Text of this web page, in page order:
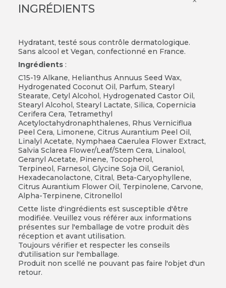
INGRÉDIENTS
Hydratant, testé sous contrôle dermatologique.
Sans alcool et Vegan, confectionné en France.
Ingrédients:
C15-19 Alkane, Helianthus Annuus Seed Wax,
Hydrogenated Coconut Oil, Parfum, Stearyl
Stearate, Cetyl Alcohol, Hydrogenated Castor Oil,
Stearyl Alcohol, Stearyl Lactate, Silica, Copernicia
Cerifera Cera, Tetramethyl
Acetyloctahydronaphthalenes, Rhus Verniciflua
Peel Cera, Limonene, Citrus Aurantium Peel Oil,
Linalyl Acetate, Nymphaea Caerulea Flower Extract,
Salvia Sclarea Flower/Leaf/Stem Cera, Linalool,
Geranyl Acetate, Pinene, Tocopherol,
Terpineol, Farnesol, Glycine Soja Oil, Geraniol,
Hexadecanolactone, Citral, Beta-Caryophyllene,
Citrus Aurantium Flower Oil, Terpinolene, Carvone,
Alpha-Terpinene, Citronellol
Cette liste d'ingrédients est susceptible d'être
modifiée. Veuillez vous référer aux informations
présentes sur l'emballage de votre produit dès
réception et avant utilisation.
Toujours vérifier et respecter les conseils
d'utilisation sur l'emballage.
Produit non scellé ne pouvant pas faire l'objet d'un
retour.